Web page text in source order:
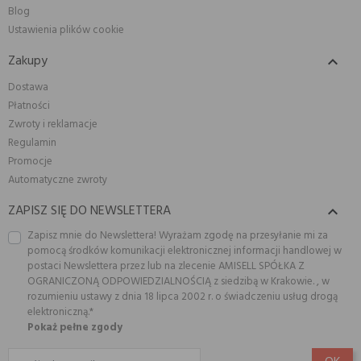
Blog
Ustawienia plików cookie
Zakupy 
Dostawa
Płatności
Zwroty i reklamacje
Regulamin
Promocje
Automatyczne zwroty
ZAPISZ SIĘ DO NEWSLETTERA 
Zapisz mnie do Newslettera! Wyrażam zgodę na przesyłanie mi za
pomocą środków komunikacji elektronicznej informacji handlowej w
postaci Newslettera przez lub na zlecenie AMISELL SPÓŁKA Z
OGRANICZONĄ ODPOWIEDZIALNOŚCIĄ z siedzibą w Krakowie. , w
rozumieniu ustawy z dnia 18 lipca 2002 r. o świadczeniu usług drogą
elektroniczną.*
Pokaż pełne zgody